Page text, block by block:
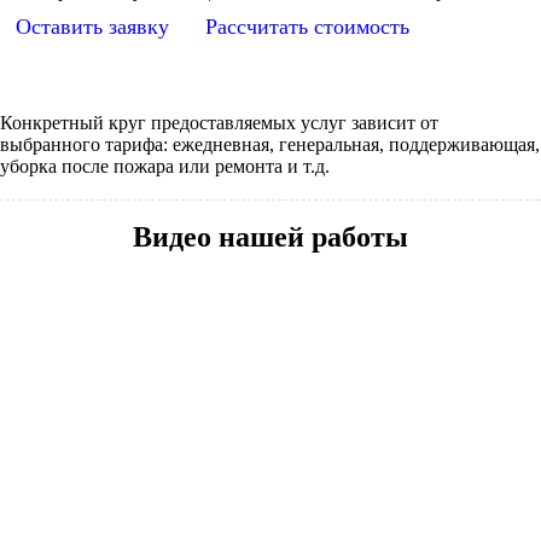
Оставить заявку Рассчитать стоимость
Конкретный круг предоставляемых услуг зависит от
выбранного тарифа: ежедневная, генеральная, поддерживающая,
уборка после пожара или ремонта и т.д.
Видео нашей работы